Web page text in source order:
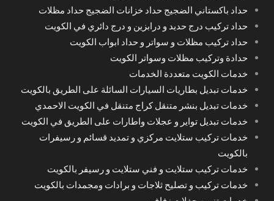
حداد باكستاني الضجيج حداد خزانات الضجيج حداد مظلات
حداد تركيب درج حديد و درابزين و درج دائري في الكويت
حداد تركيب مظلات و سواتر و حداد ابواب الكويت
حدادة وتركيب مظلات وسواتر الكويت
خدمات الكويت متعددة الخدمات
خدمات تبديل بطاريات السيارات السائلة على الطريق بالكويت
خدمات تبديل بنشر متنقل كراج متنقل في الكويت الاحمدي
خدمات تبديل تواير و عجلات واطارات على الطريق في الكويت
خدمات تركيب ستلايت مركزي و تمديد قسائم و رسيفرات
بالكويت
خدمات تركيب ستلايت و فني ستلايت و رسيفر بالكويت
خدمات تركيب و تصليح ثلاجات و برادات ومجمدات بالكويت